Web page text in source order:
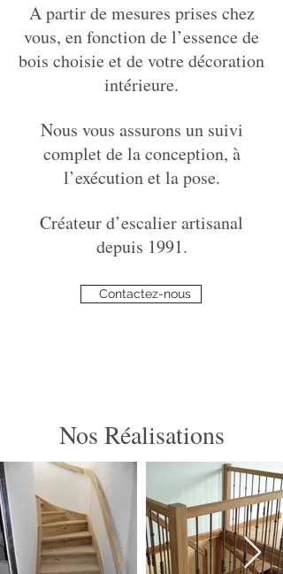
A partir de mesures prises chez
vous, en fonction de l’essence de
bois choisie et de votre décoration
intérieure.
Nous vous assurons un suivi
complet de la conception, à
l’exécution et la pose.
Créateur d’escalier artisanal
depuis 1991.
Contactez-nous
Nos Réalisations